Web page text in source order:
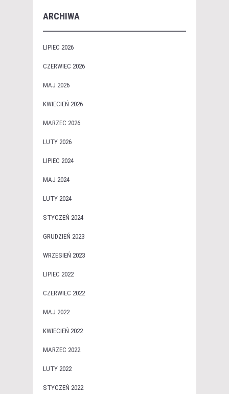
ARCHIWA
LIPIEC 2026
CZERWIEC 2026
MAJ 2026
KWIECIEŃ 2026
MARZEC 2026
LUTY 2026
LIPIEC 2024
MAJ 2024
LUTY 2024
STYCZEŃ 2024
GRUDZIEŃ 2023
WRZESIEŃ 2023
LIPIEC 2022
CZERWIEC 2022
MAJ 2022
KWIECIEŃ 2022
MARZEC 2022
LUTY 2022
STYCZEŃ 2022